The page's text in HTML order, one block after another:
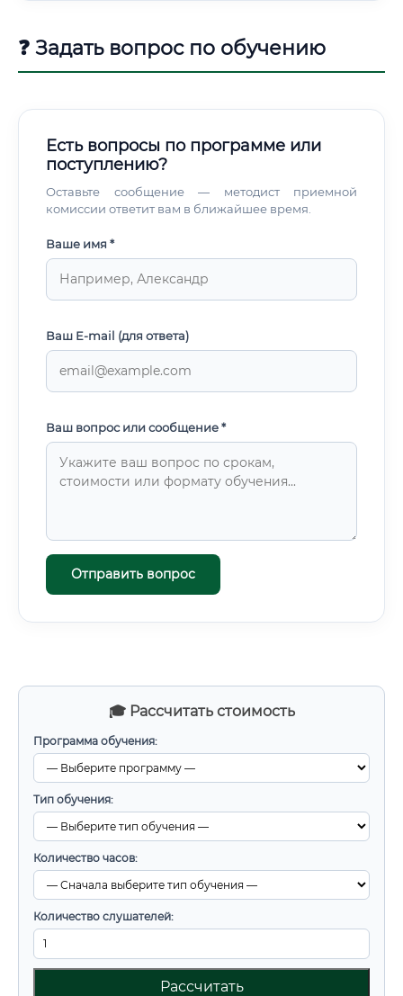
🎓 Рассчитать стоимость
Программа обучения:
Тип обучения:
Количество часов:
Количество слушателей:
Рассчитать
которых начинающий специалист может начать практику
практически сразу после завершения курса. Первые
❓ Задать вопрос по обучению
Есть вопросы по программе или
поступлению?
Оставьте сообщение — методист приемной
комиссии ответит вам в ближайшее время.
Ваше имя *
Ваш E-mail (для ответа)
Ваш вопрос или сообщение *
Отправить вопрос